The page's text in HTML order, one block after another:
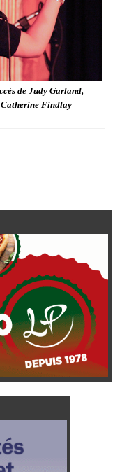
de Judy Garland,
Catherine Findlay